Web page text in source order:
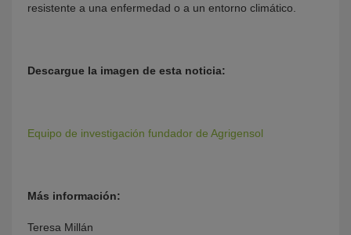
resistente a una enfermedad o a un entorno climático.
Descargue la imagen de esta noticia:
Equipo de investigación fundador de Agrigensol
Más información:
Teresa Millán